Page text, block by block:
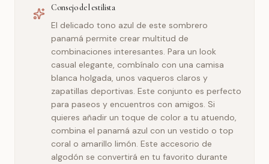
Consejo del estilista
El delicado tono azul de este sombrero
panamá permite crear multitud de
combinaciones interesantes. Para un look
casual elegante, combínalo con una camisa
blanca holgada, unos vaqueros claros y
zapatillas deportivas. Este conjunto es perfecto
para paseos y encuentros con amigos. Si
quieres añadir un toque de color a tu atuendo,
combina el panamá azul con un vestido o top
coral o amarillo limón. Este accesorio de
algodón se convertirá en tu favorito durante